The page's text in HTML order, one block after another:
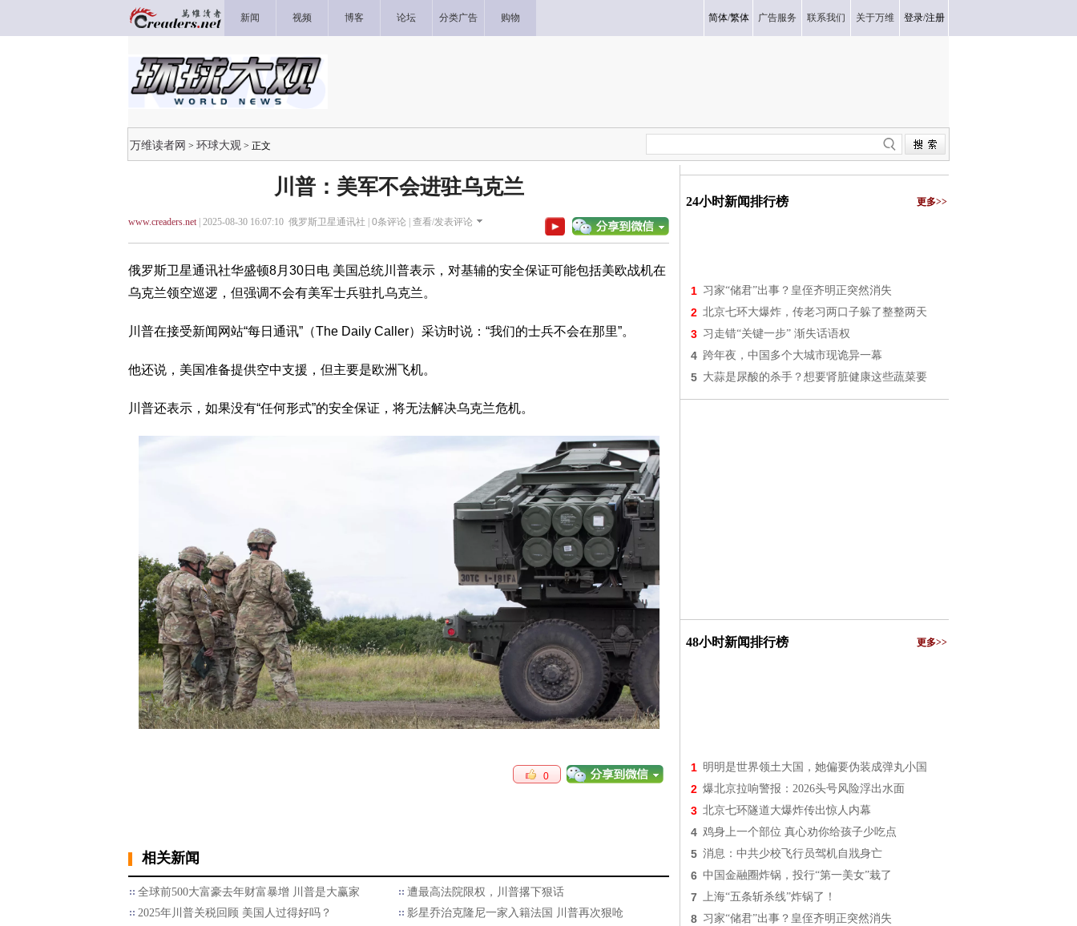
新闻 视频 博客 论坛 分类广告 购物 简体/繁体 广告服务 联系我们 关于万维 登录/注册
万维读者网 > 环球大观 > 正文
川普：美军不会进驻乌克兰
www.creaders.net| 2025-08-30 16:07:10 俄罗斯卫星通讯社 | 0条评论 | 查看/发表评论
俄罗斯卫星通讯社华盛顿8月30日电 美国总统川普表示，对基辅的安全保证可能包括美欧战机在
乌克兰领空巡逻，但强调不会有美军士兵驻扎乌克兰。
川普在接受新闻网站“每日通讯”（The Daily Caller）采访时说：“我们的士兵不会在那里”。
他还说，美国准备提供空中支援，但主要是欧洲飞机。
川普还表示，如果没有“任何形式”的安全保证，将无法解决乌克兰危机。
0
相关新闻
全球前500大富豪去年财富暴增 川普是大赢家
遭最高法院限权，川普撂下狠话
2025年川普关税回顾 美国人过得好吗？
影星乔治克隆尼一家入籍法国 川普再次狠呛
24小时新闻排行榜 更多>>
1 习家“储君”出事？皇侄齐明正突然消失
2 北京七环大爆炸，传老习两口子躲了整整两天
3 习走错“关键一步” 渐失话语权
4 跨年夜，中国多个大城市现诡异一幕
5 大蒜是尿酸的杀手？想要肾脏健康这些蔬菜要
48小时新闻排行榜 更多>>
1 明明是世界领土大国，她偏要伪装成弹丸小国
2 爆北京拉响警报：2026头号风险浮出水面
3 北京七环隧道大爆炸传出惊人内幕
4 鸡身上一个部位 真心劝你给孩子少吃点
5 消息：中共少校飞行员驾机自戕身亡
6 中国金融圈炸锅，投行“第一美女”栽了
7 上海“五条斩杀线”炸锅了！
8 习家“储君”出事？皇侄齐明正突然消失